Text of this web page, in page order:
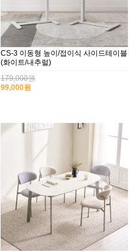
CS-3 이동형 높이/접이식 사이드테이블
(화이트/내추럴)
179,000원
99,000원